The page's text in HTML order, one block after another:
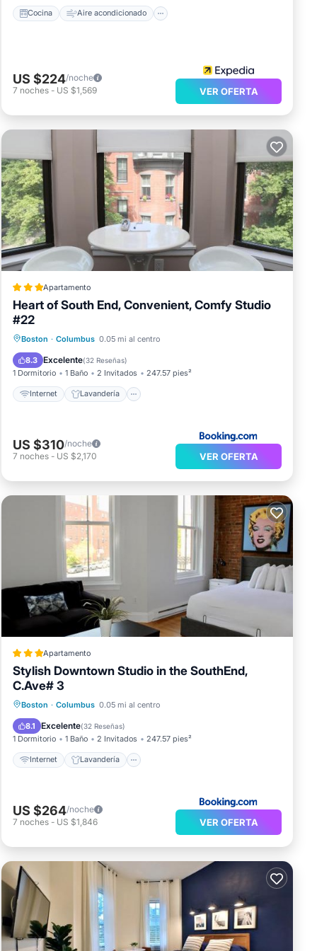
Cocina Aire acondicionado
US $224/noche
7 noches - US $1,569 VER OFERTA
Apartamento
Heart of South End, Convenient, Comfy Studio
#22
Boston · Columbus 0.05 mi al centro
8.3 Excelente(32 Reseñas)
1 Dormitorio 1 Baño 2 Invitados 247.57 pies²
Internet Lavandería
Seguridad/Protección
Servicios para huéspedes
US $310/noche
7 noches - US $2,170 VER OFERTA
Apartamento
Stylish Downtown Studio in the SouthEnd,
C.Ave# 3
Boston · Columbus 0.05 mi al centro
8.1 Excelente(32 Reseñas)
1 Dormitorio 1 Baño 2 Invitados 247.57 pies²
Internet Lavandería
Seguridad/Protección
Servicios para huéspedes
US $264/noche
7 noches - US $1,846 VER OFERTA